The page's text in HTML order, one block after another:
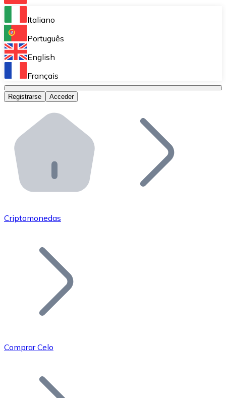
Bitnovo Ramp
Integra nuestra solución en tu plataforma.
Bitnovo Giftcards
Bitnovo OTC
Bitnovo ATM
Integra un ATM Bitnovo en tu negocio y permite que
Bitnovo API
Integra nuestra API en tu ecosistema.
Únete a nuestra red de distribuidores.
Añade tu proyecto a nuestro ecosistema.
Bitcoin
Italiano
Português
English
Français
Registrarse Acceder
Criptomonedas
Comprar Celo